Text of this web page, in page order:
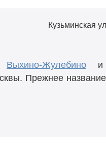
Кузьминская
Выхино-Жулебино
Прежнее